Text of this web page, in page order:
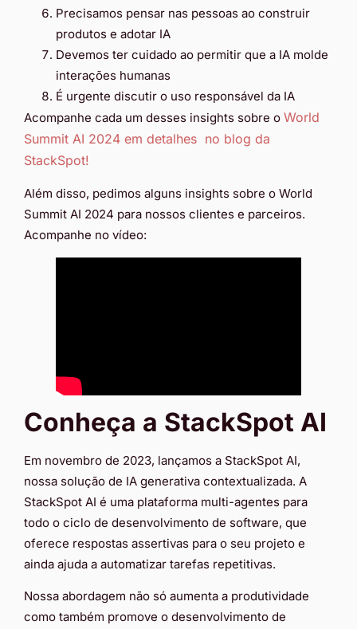
Precisamos pensar nas pessoas ao construir
produtos e adotar IA
Devemos ter cuidado ao permitir que a IA molde
interações humanas
É urgente discutir o uso responsável da IA
Acompanhe cada um desses insights sobre o World
Summit AI 2024 em detalhes no blog da
StackSpot!
Além disso, pedimos alguns insights sobre o World
Summit AI 2024 para nossos clientes e parceiros.
Acompanhe no vídeo:
Conheça a StackSpot AI
Em novembro de 2023, lançamos a StackSpot AI,
nossa solução de IA generativa contextualizada. A
StackSpot AI é uma plataforma multi-agentes para
todo o ciclo de desenvolvimento de software, que
oferece respostas assertivas para o seu projeto e
ainda ajuda a automatizar tarefas repetitivas.
Nossa abordagem não só aumenta a produtividade
como também promove o desenvolvimento de